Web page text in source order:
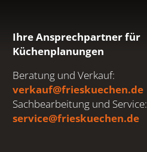
Ihre Ansprechpartner für
Küchenplanungen
Beratung und Verkauf:
verkauf@frieskuechen.de
Sachbearbeitung und Service:
service@frieskuechen.de